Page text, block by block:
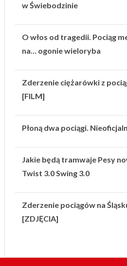
w Świebodzinie
O włos od tragedii. Pociąg
na… ogonie wieloryba
Zderzenie ciężarówki z
[FILM]
Płoną dwa pociągi.
Jakie będą tramwaje Pesy
Twist 3.0 Swing 3.0
Zderzenie pociągów na
[ZDJĘCIA]